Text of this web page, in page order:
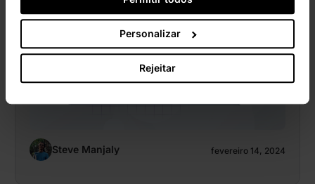
Personalizar
Rejeitar
Steve Manjaly fevereiro 14, 2024